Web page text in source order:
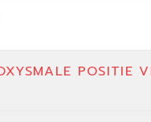
POSITIE